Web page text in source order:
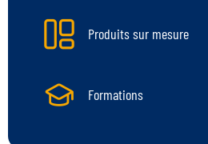
Produits sur mesure
Formations